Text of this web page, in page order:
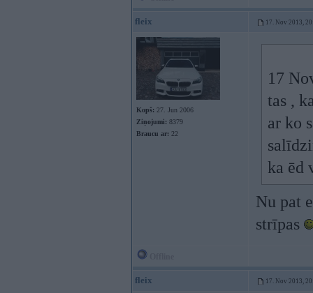
fleix 17. Nov 2013,
Kopš: 27. Jun 2006
Ziņojumi: 8379
Braucu ar: 22
17
tas ,
ar ko
ka ēd
Nu pat
strīpas
fleix 17. Nov 2013,